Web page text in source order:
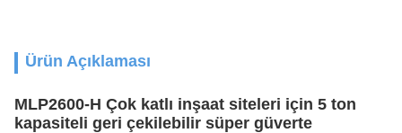
Ürün Açıklaması
MLP2600-H Çok katlı inşaat siteleri için 5 ton
kapasiteli geri çekilebilir süper güverte